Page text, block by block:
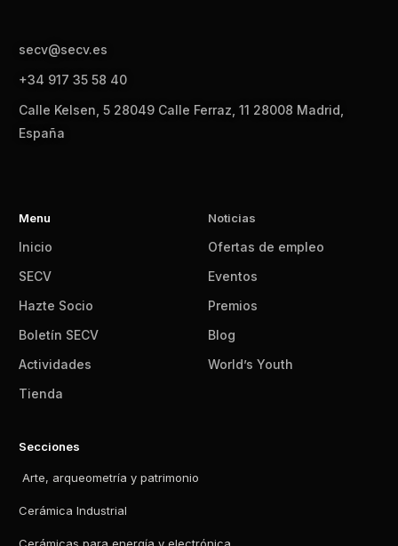
secv@secv.es
+34 917 35 58 40
Calle Kelsen, 5 28049 Calle Ferraz, 11 28008 Madrid,
España
Menu
Inicio
SECV
Hazte Socio
Boletín SECV
Actividades
Tienda
Noticias
Ofertas de empleo
Eventos
Premios
Blog
World’s Youth
Secciones
Arte, arqueometría y patrimonio
Cerámica Industrial